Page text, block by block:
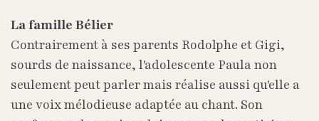
La famille Bélier
Contrairement à ses parents Rodolphe et Gigi,
sourds de naissance, l'adolescente Paula non
seulement peut parler mais réalise aussi qu'elle a
une voix mélodieuse adaptée au chant. Son